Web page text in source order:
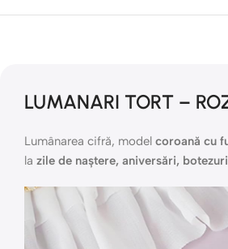
LUMANARI TORT –
Lumânarea cifră, model coroană cu
la zile de naștere, aniversări,